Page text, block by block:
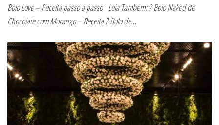
Bolo Love – Receita passo a passo Leia Também: ? Bolo Naked de
Chocolate com Morango – Receita ? Bolo de…